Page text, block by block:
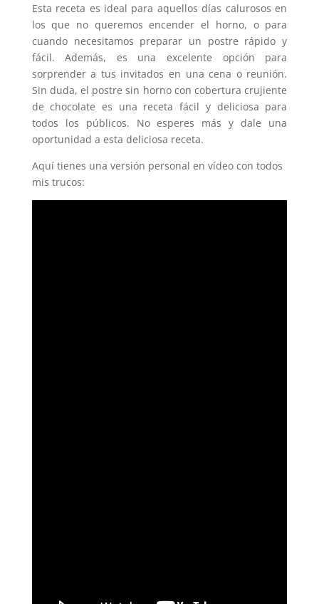
Esta receta es ideal para aquellos días calurosos en
los que no queremos encender el horno, o para
cuando necesitamos preparar un postre rápido y
fácil. Además, es una excelente opción para
sorprender a tus invitados en una cena o reunión.
Sin duda, el postre sin horno con cobertura crujiente
de chocolate es una receta fácil y deliciosa para
todos los públicos. No esperes más y dale una
oportunidad a esta deliciosa receta.
Aquí tienes una versión personal en vídeo con todos
mis trucos: